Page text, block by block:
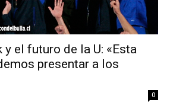
y el futuro de la U: «Esta
presentar a los
0